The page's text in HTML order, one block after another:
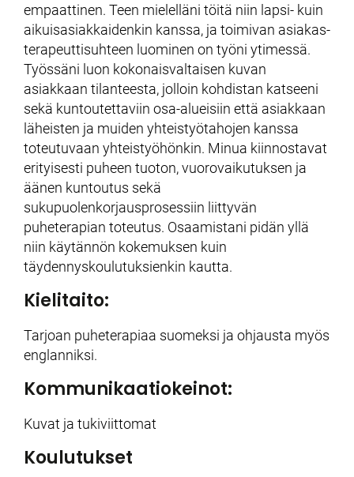
empaattinen. Teen mielelläni töitä niin lapsi- kuin
aikuisasiakkaidenkin kanssa, ja toimivan asiakas-
terapeuttisuhteen luominen on työni ytimessä.
Työssäni luon kokonaisvaltaisen kuvan
asiakkaan tilanteesta, jolloin kohdistan katseeni
sekä kuntoutettaviin osa-alueisiin että asiakkaan
läheisten ja muiden yhteistyötahojen kanssa
toteutuvaan yhteistyöhönkin. Minua kiinnostavat
erityisesti puheen tuoton, vuorovaikutuksen ja
äänen kuntoutus sekä
sukupuolenkorjausprosessiin liittyvän
puheterapian toteutus. Osaamistani pidän yllä
niin käytännön kokemuksen kuin
täydennyskoulutuksienkin kautta.
Kielitaito:
Tarjoan puheterapiaa suomeksi ja ohjausta myös
englanniksi.
Kommunikaatiokeinot:
Kuvat ja tukiviittomat
Koulutukset